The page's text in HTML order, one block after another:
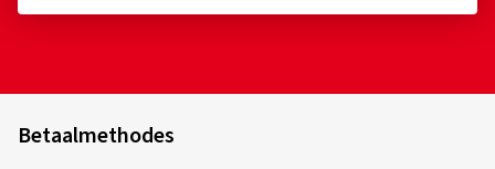
Betaalmethodes